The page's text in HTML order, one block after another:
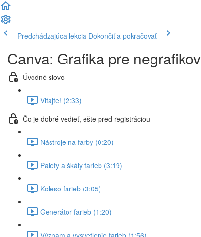
Predchádzajúca lekcia Dokončiť a pokračovať
Canva: Grafika pre negrafikov
Úvodné slovo
Vitajte! (2:33)
Čo je dobré vedieť, ešte pred registráciou
Nástroje na farby (0:20)
Palety a škály farieb (3:19)
Koleso farieb (3:05)
Generátor farieb (1:20)
Význam a vysvetlenie farieb (1:56)